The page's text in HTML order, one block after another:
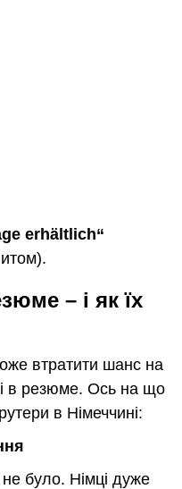
erhältlich“
– і як їх
втратити шанс на
в резюме. Ось на що
в Німеччині:
не було. Німці дуже